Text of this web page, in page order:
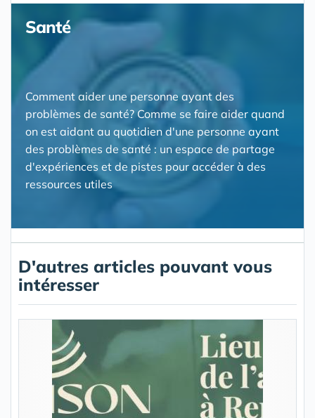
Santé
Comment aider une personne ayant des
problèmes de santé? Comme se faire aider quand
on est aidant au quotidien d'une personne ayant
des problèmes de santé : un espace de partage
d'expériences et de pistes pour accéder à des
ressources utiles
D'autres articles pouvant vous
intéresser